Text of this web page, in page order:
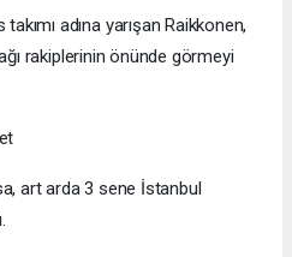
adına yarışan Raikkonen,
rakiplerinin önünde görmeyi
art arda 3 sene İstanbul